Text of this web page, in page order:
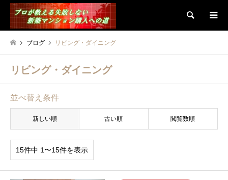
検索
ブログ リビング・ダイニング
リビング・ダイニング
並べ替え条件
新しい順 古い順 閲覧数順
15件中 1〜15件を表示